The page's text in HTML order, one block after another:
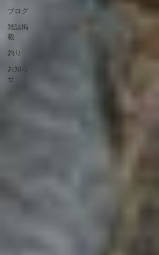
ブログ
雑誌掲
載
釣り
お知ら
せ